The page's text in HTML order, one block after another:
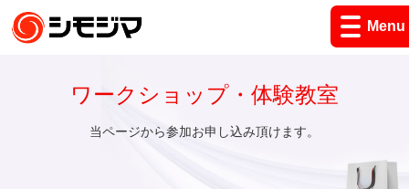
Menu
ワークショップ・体験教室
当ページから参加お申し込み頂けます。